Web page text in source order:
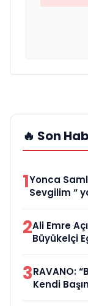
🔥 Son
1Yonca
Sevgilim “
2Ali Emre
Büyükelçi
3RAVANO:
Kendi